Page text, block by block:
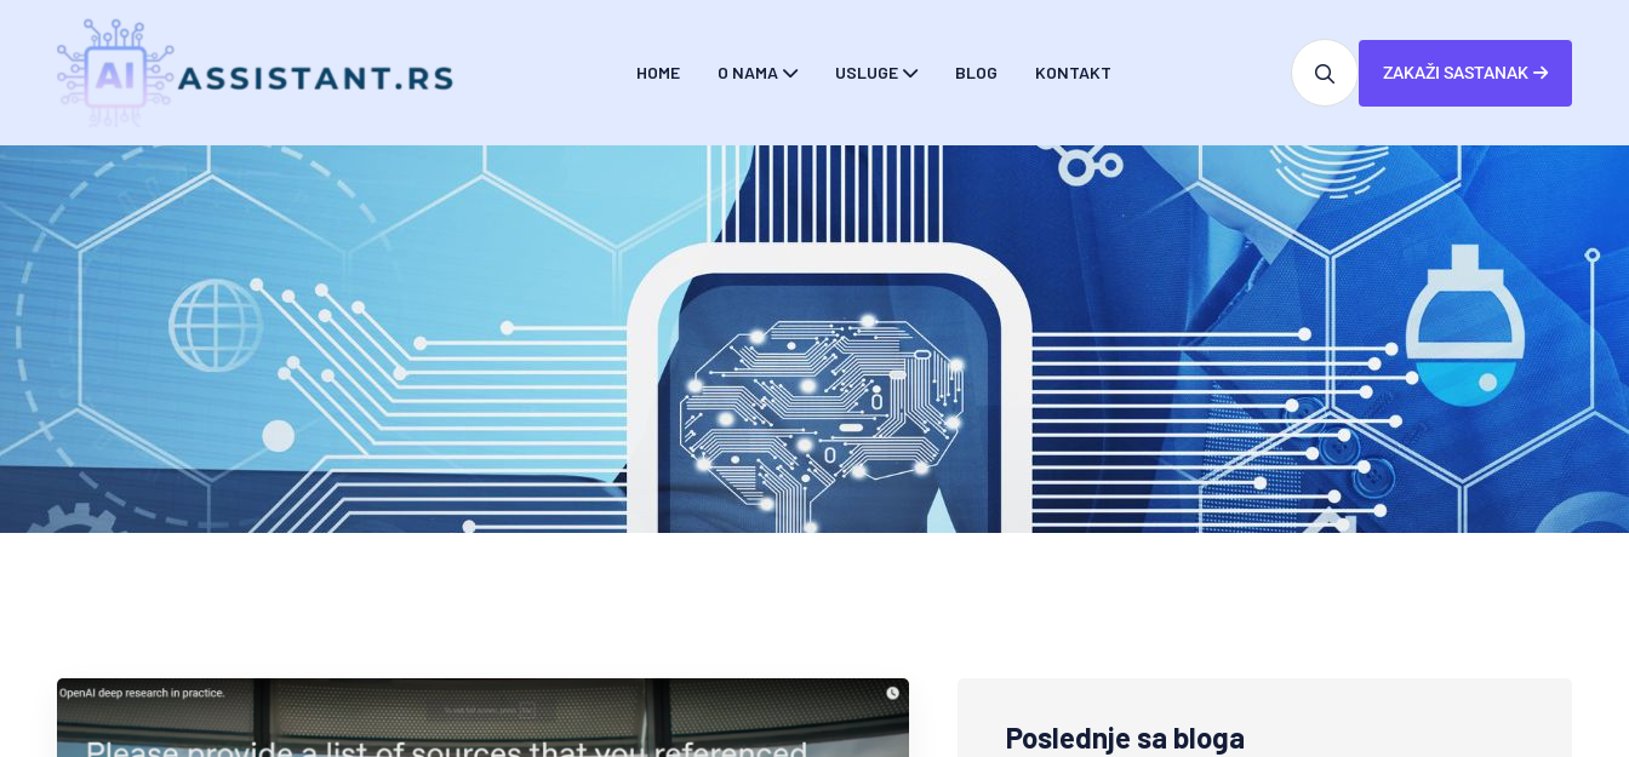
HOME O NAMA USLUGE BLOG KONTAKT ZAKAŽI SASTANAK
Poslednje sa bloga